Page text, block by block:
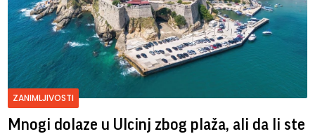
ZANIMLJIVOSTI
Mnogi dolaze u Ulcinj zbog plaža, ali da li ste